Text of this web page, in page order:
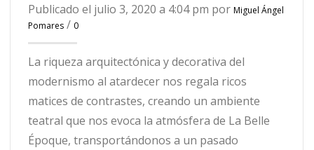
Publicado el julio 3, 2020 a 4:04 pm por Miguel Ángel
Pomares / 0
La riqueza arquitectónica y decorativa del
modernismo al atardecer nos regala ricos
matices de contrastes, creando un ambiente
teatral que nos evoca la atmósfera de La Belle
Époque, transportándonos a un pasado